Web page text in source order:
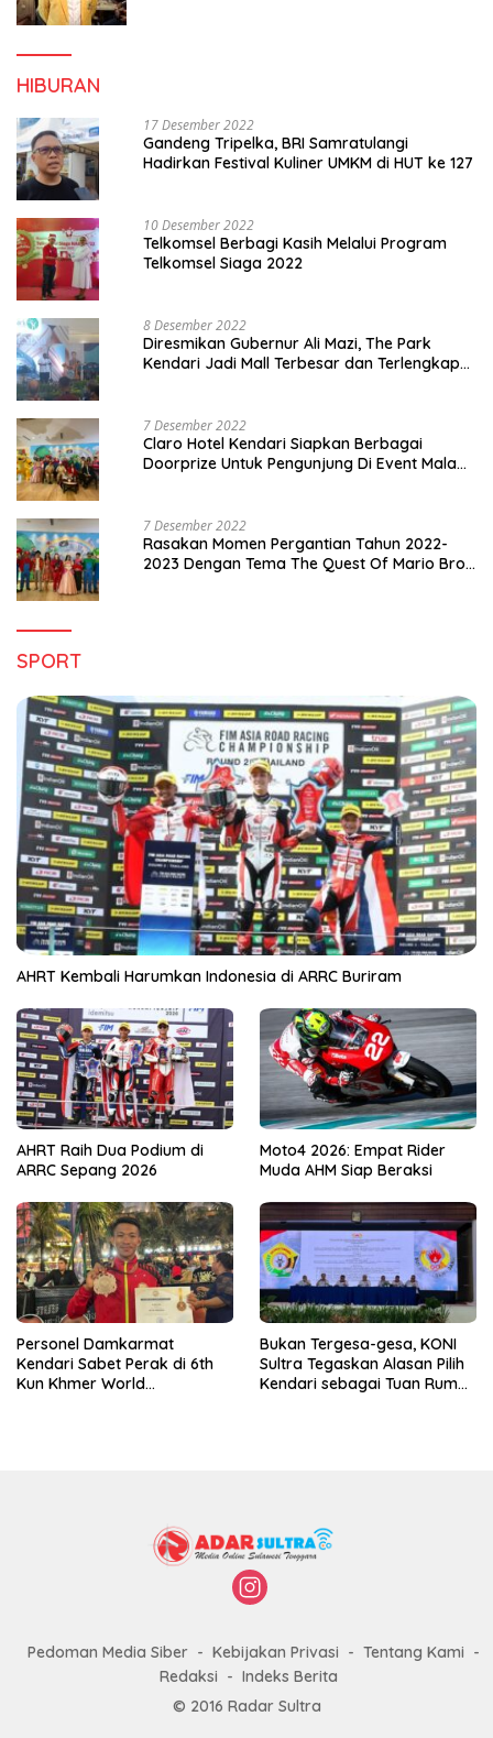
HIBURAN
17 Desember 2022
Gandeng Tripelka, BRI Samratulangi
Hadirkan Festival Kuliner UMKM di HUT ke 127
10 Desember 2022
Telkomsel Berbagi Kasih Melalui Program
Telkomsel Siaga 2022
8 Desember 2022
Diresmikan Gubernur Ali Mazi, The Park
Kendari Jadi Mall Terbesar dan Terlengkap
7 Desember 2022
Claro Hotel Kendari Siapkan Berbagai
Doorprize Untuk Pengunjung Di Event Malam
7 Desember 2022
Rasakan Momen Pergantian Tahun 2022-
2023 Dengan Tema The Quest Of Mario Bros
SPORT
AHRT Kembali Harumkan Indonesia di ARRC Buriram
AHRT Raih Dua Podium di
ARRC Sepang 2026
Moto4 2026: Empat Rider
Muda AHM Siap Beraksi
Personel Damkarmat
Kendari Sabet Perak di 6th
Kun Khmer World
Bukan Tergesa-gesa, KONI
Sultra Tegaskan Alasan Pilih
Kendari sebagai Tuan Rumah
Pedoman Media Siber Kebijakan Privasi
Tentang Kami
Redaksi
Indeks Berita
© 2016 Radar Sultra